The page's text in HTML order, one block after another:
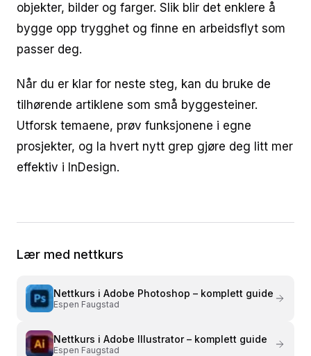
objekter, bilder og farger. Slik blir det enklere å
bygge opp trygghet og finne en arbeidsflyt som
passer deg.
Når du er klar for neste steg, kan du bruke de
tilhørende artiklene som små byggesteiner.
Utforsk temaene, prøv funksjonene i egne
prosjekter, og la hvert nytt grep gjøre deg litt mer
effektiv i InDesign.
Lær med nettkurs
Nettkurs i Adobe Photoshop – komplett guide
Espen Faugstad
Nettkurs i Adobe Illustrator – komplett guide
Espen Faugstad